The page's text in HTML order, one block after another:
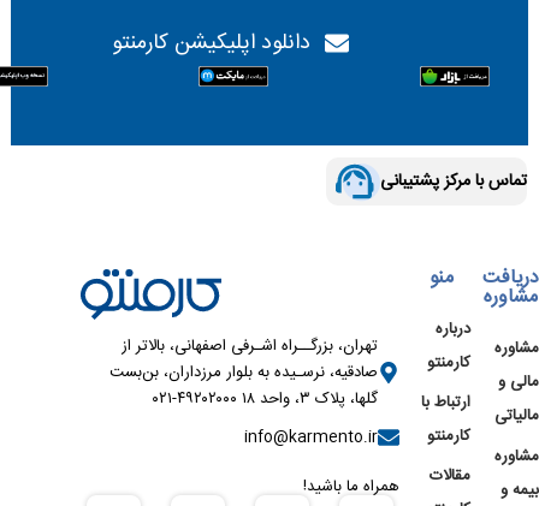
دانلود اپلیکیشن کارمنتو
تماس با مرکز پشتیبانی
دریافت
مشاوره
مشاوره
مالی و
مالیاتی
مشاوره
بیمه و
منو
درباره
کارمنتو
ارتباط با
کارمنتو
مقالات
تهران، بزرگــراه اشـرفی اصفهانی، بالاتر از
صادقیه، نرسـیده به بلوار مرزداران، بن‌بست
گلها، پلاک ۳، واحد ۱۸ ۴۹۲۰۲۰۰۰-۰۲۱
info@karmento.ir
همراه ما باشید!